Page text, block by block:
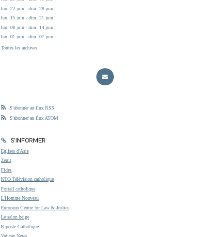
lun. 22 juin - dim. 28 juin
lun. 15 juin - dim. 21 juin
lun. 08 juin - dim. 14 juin
lun. 01 juin - dim. 07 juin
Toutes les archives
S'abonner au flux RSS
S'abonner au flux ATOM
S'INFORMER
Eglises d'Asie
Zenit
Fides
KTO Télévision catholique
Portail catholique
L'Homme Nouveau
European Centre for Law & Justice
Le salon beige
Riposte Catholique
Vatican News